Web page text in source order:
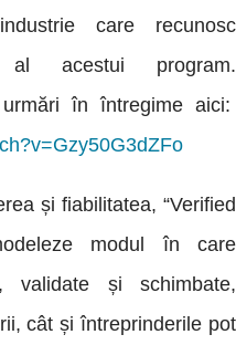
care recunosc
al acestui program.
în întregime aici:
și fiabilitatea, “Verified
modul în care
validate și schimbate,
cât și întreprinderile pot